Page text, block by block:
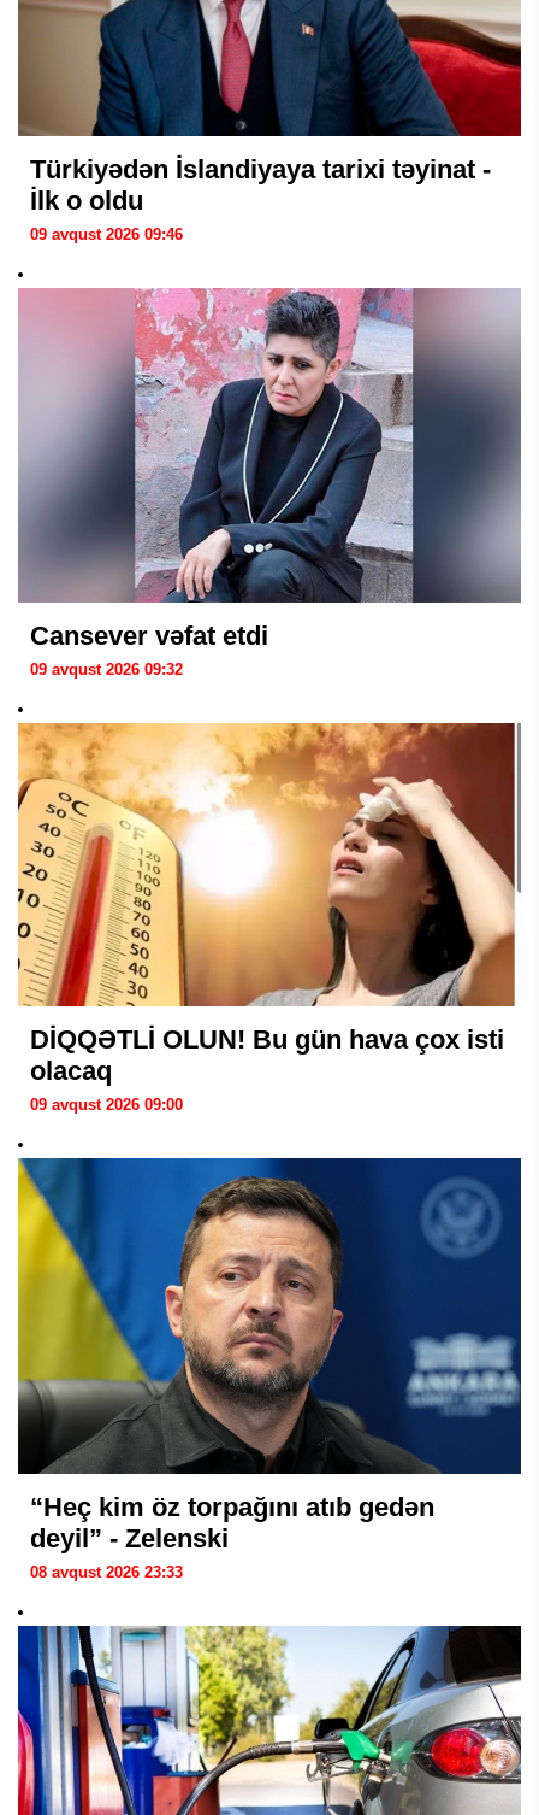
Türkiyədən İslandiyaya tarixi təyinat -
İlk o oldu
09 avqust 2026 09:46
Cansever vəfat etdi
09 avqust 2026 09:32
DİQQƏTLİ OLUN! Bu gün hava çox isti
olacaq
09 avqust 2026 09:00
“Heç kim öz torpağını atıb gedən
deyil” - Zelenski
08 avqust 2026 23:33